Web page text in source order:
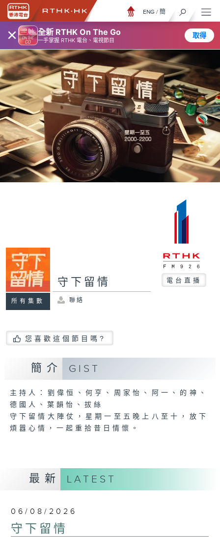
× 全新 RTHK On The Go
一手掌握 RTHK 電台、電視節目
取得
ENG / 簡
所有集數
守下留情 電台直播
聯絡
您喜歡這個節目嗎?
簡介 GIST
主持人：劉偉恒、何亨、周家怡、阿一、的神、
德國人、葉韻怡、拔絲
守下留情大陣仗，星期一至五晚上八至十，放下
煩囂心情，一起重拾昔日情懷。
最新 LATEST
06/08/2026
守下留情